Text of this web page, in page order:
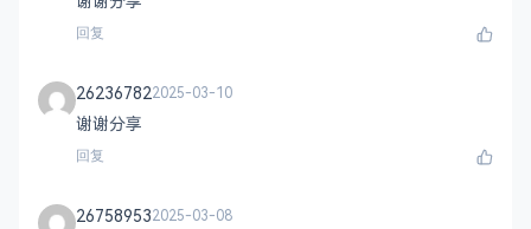
回复
262367822025-03-10
谢谢分享
回复
267589532025-03-08